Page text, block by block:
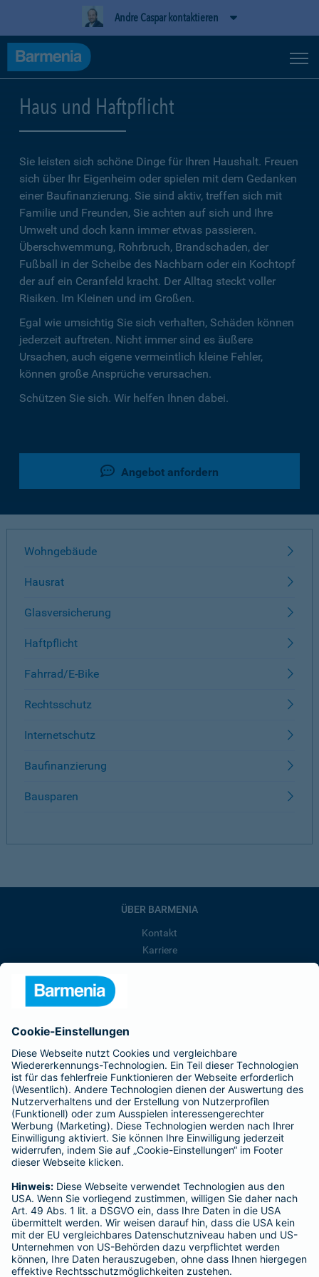
Andre Caspar kontaktieren
Haus und Haftpflicht
Sie leisten sich schöne Dinge für Ihren Haushalt. Freuen
sich über Ihr Eigenheim oder spielen mit dem Gedanken
einer Baufinanzierung. Sie sind aktiv, treffen sich mit
Familie und Freunden, Sie achten auf sich und Ihre
Umwelt und doch kann immer etwas passieren.
Überschwemmung, Rohrbruch, Brandschaden, der
Fußball in der Scheibe des Nachbarn oder ein Kochtopf
der auf ein Ceranfeld kracht. Der Alltag steckt voller
Risiken. Im Kleinen und im Großen.
Egal wie umsichtig Sie sich verhalten, Schäden können
jederzeit auftreten. Nicht immer sind es äußere
Ursachen, auch eigene vermeintlich kleine Fehler,
können große Ansprüche verursachen.
Schützen Sie sich. Wir helfen Ihnen dabei.
Angebot anfordern
Wohngebäude
Hausrat
Glasversicherung
Haftpflicht
Fahrrad/E-Bike
Rechtsschutz
Internetschutz
Baufinanzierung
Bausparen
ÜBER BARMENIA
Kontakt
Karriere
Barmenia ist Teil der BarmeniaGothaer
BELIEBTE SEITEN
Kranken-Zusatzversicherung
Tierversicherungen
Haftpflichtversicherung
Hausratversicherung
Adresse ändern
Schaden melden
Kilometerstandsmeldung
Serviceübersicht